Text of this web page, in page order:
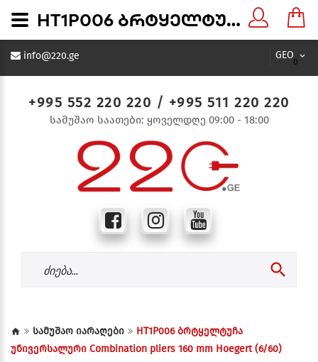
GEO
0
info@220.ge
+995 552 220 220 / +995 511 220 220
სამუშაო საათები: ყოველდღე 09:00 - 18:00
სამუშაო იარაღები
HT1P006 ბრტყელტუჩა
უნივერსალური Combination pliers 160 mm Hoegert (6/60)
HT1P006 ბრტყელტუჩა უნივერსალური Combination pliers 160 mm Hoegert (6/60) - 220.ge